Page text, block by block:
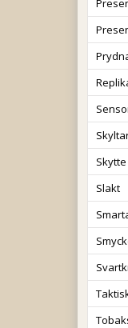
Skytte
Slakt